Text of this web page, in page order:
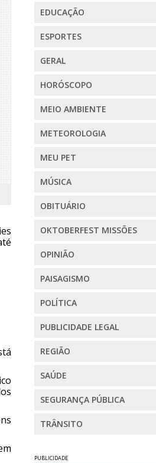
EDUCAÇÃO
ESPORTES
GERAL
HORÓSCOPO
MEIO AMBIENTE
METEOROLOGIA
MEU PET
MÚSICA
OBITUÁRIO
OKTOBERFEST MISSÕES
OPINIÃO
PAISAGISMO
POLÍTICA
PUBLICIDADE LEGAL
REGIÃO
SAÚDE
SEGURANÇA PÚBLICA
TRÂNSITO
PUBLICIDADE